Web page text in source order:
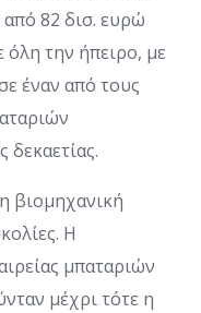
82 δισ. ευρώ
την ήπειρο, με
έναν από τους
δεκαετίας.
βιομηχανική
Η
μπαταριών
μέχρι τότε η